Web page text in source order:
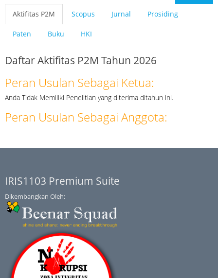
Aktifitas P2M Scopus Jurnal Prosiding
Paten Buku HKI
Daftar Aktifitas P2M Tahun 2026
Peran Usulan Sebagai Ketua:
Anda Tidak Memiliki Penelitian yang diterima ditahun ini.
Peran Usulan Sebagai Anggota:
IRIS1103 Premium Suite
Dikembangkan Oleh: